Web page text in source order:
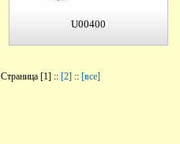
U00400
Страница [1] :: [2] :: [все]